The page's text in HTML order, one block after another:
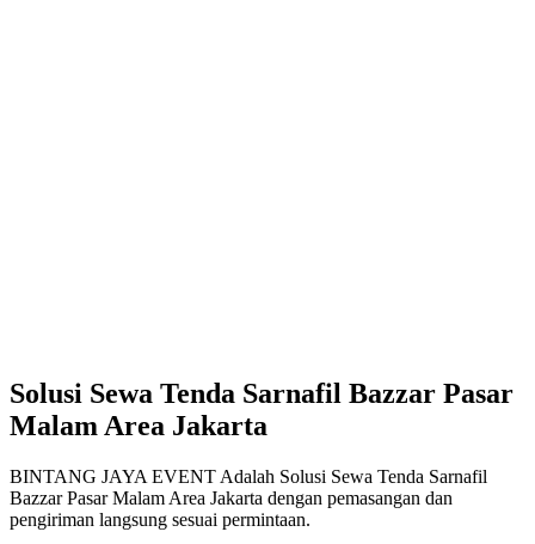
Solusi Sewa Tenda Sarnafil Bazzar Pasar
Malam Area Jakarta
BINTANG JAYA EVENT Adalah Solusi Sewa Tenda Sarnafil
Bazzar Pasar Malam Area Jakarta dengan pemasangan dan
pengiriman langsung sesuai permintaan.